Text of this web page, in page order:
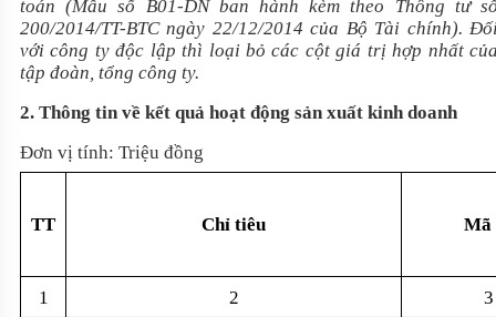
toán (Mẫu số B01-DN ban hành kèm theo Thông tư
200/2014/TT-BTCngày 22/12/2014 của Bộ Tài chính).
với công ty độc lập thì loại bỏ các cột giá trị hợp nhất
tập đoàn, tổng công ty.
2. Thông tin về kết quả hoạt động sản xuất kinh doanh
Đơn vị tính: Triệu đồng
TT Chỉ tiêu Mã
1 2
3